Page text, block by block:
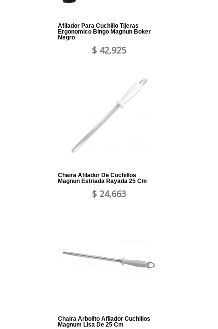
Afilador Para Cuchillo Tijeras
Ergonomico Bingo Magnun Boker
Negro
$ 42,925
Chaira Afilador De Cuchillos
Magnun Estriada Rayada 25 Cm
$ 24,663
Chaira Arbolito Afilador Cuchillos
Magnum Lisa De 25 Cm